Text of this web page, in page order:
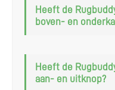
Heeft de
boven- en
Heeft de
aan- en uitknop?
weer
In verband met de
maandag 27 juli tot
mogelijk om via de